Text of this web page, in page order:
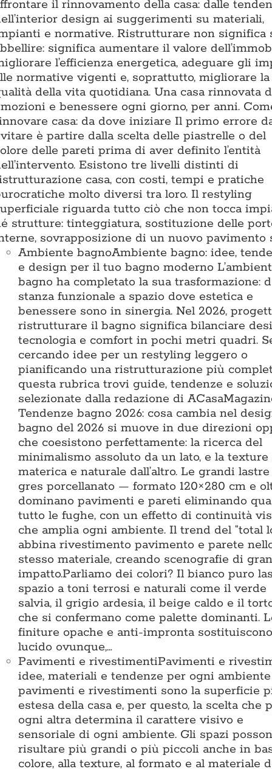
il rinnovamento della casa: dalle
design ai suggerimenti su materiali,
e normative. Ristrutturare non significa
significa aumentare il valore
l’efficienza energetica, adeguare gli
normative vigenti e, soprattutto, migliorare la
della vita quotidiana. Una casa rinnovata
e benessere ogni giorno, per anni.
casa: da dove iniziare Il primo errore
è partire dalla scelta delle piastrelle o del
delle pareti prima di aver definito l’entità
Esistono tre livelli distinti di
casa, con costi, tempi e pratiche
molto diversi tra loro. Il restyling
riguarda tutto ciò che non tocca
strutture: tinteggiatura, sostituzione delle
sovrapposizione di un nuovo pavimento
Ambiente bagnoAmbiente bagno: idee,
e design per il tuo bagno moderno
bagno ha completato la sua trasformazione:
stanza funzionale a spazio dove estetica e
benessere sono in sinergia. Nel 2026,
ristrutturare il bagno significa bilanciare
tecnologia e comfort in pochi metri quadri.
cercando idee per un restyling leggero o
pianificando una ristrutturazione più
questa rubrica trovi guide, tendenze e
selezionate dalla redazione di
Tendenze bagno 2026: cosa cambia nel
bagno del 2026 si muove in due direzioni
che coesistono perfettamente: la ricerca del
minimalismo assoluto da un lato, e la texture
materica e naturale dall’altro. Le grandi
gres porcellanato — formato 120×280 cm e
dominano pavimenti e pareti eliminando
tutto le fughe, con un effetto di continuità
che amplia ogni ambiente. Il trend del “total
abbina rivestimento pavimento e parete
stesso materiale, creando scenografie di
impatto.Parliamo dei colori? Il bianco puro
spazio a toni terrosi e naturali come il verde
salvia, il grigio ardesia, il beige caldo e il
che si confermano come palette dominanti.
finiture opache e anti-impronta
lucido ovunque,…
Pavimenti e rivestimentiPavimenti e
idee, materiali e tendenze per ogni
pavimenti e rivestimenti sono la superficie
estesa della casa e, per questo, la scelta che
ogni altra determina il carattere visivo e
sensoriale di ogni ambiente. Gli spazi
risultare più grandi o più piccoli anche in
colore, alla texture, al formato e al materiale